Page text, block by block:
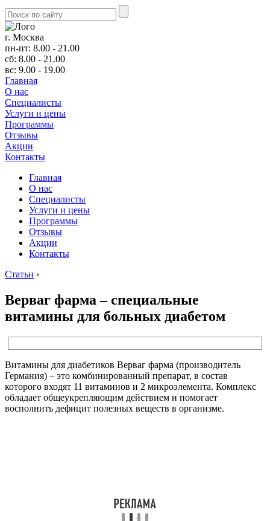
г. Москва
пн-пт: 8.00 - 21.00
сб: 8.00 - 21.00
вс: 9.00 - 19.00
Главная
О нас
Cпециалисты
Услуги и цены
Программы
Отзывы
Акции
Контакты
Главная
О нас
Cпециалисты
Услуги и цены
Программы
Отзывы
Акции
Контакты
Статьи ›
Верваг фарма – специальные
витамины для больных диабетом
Витамины для диабетиков Верваг фарма (производитель
Германия) – это комбинированный препарат, в состав
которого входят 11 витаминов и 2 микроэлемента. Комплекс
обладает общеукрепляющим действием и помогает
восполнить дефицит полезных веществ в организме.